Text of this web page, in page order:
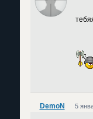
DemoN 5